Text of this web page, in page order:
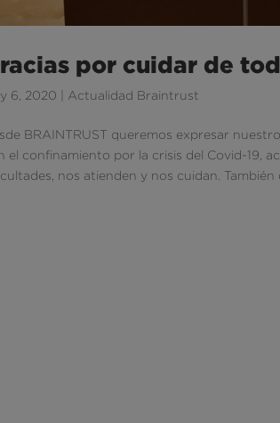
por cuidar de
6, 2020 Actualidad Braintrust
BRAINTRUST queremos expresar
el confinamiento por la crisis del Covid-19,
nos atienden y nos cuidan. También